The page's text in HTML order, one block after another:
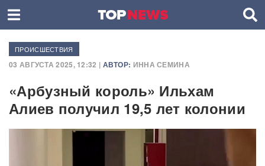
ПРОИСШЕСТВИЯ
03 АВГУСТА 2025, 12:32 | АВТОР: ИННА СЕМИНА
«Арбузный король» Ильхам
Алиев получил 19,5 лет колонии